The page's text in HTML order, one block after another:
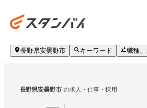
長野県安曇野市 キーワード 職種
長野県安曇野市 の求人・仕事・採用